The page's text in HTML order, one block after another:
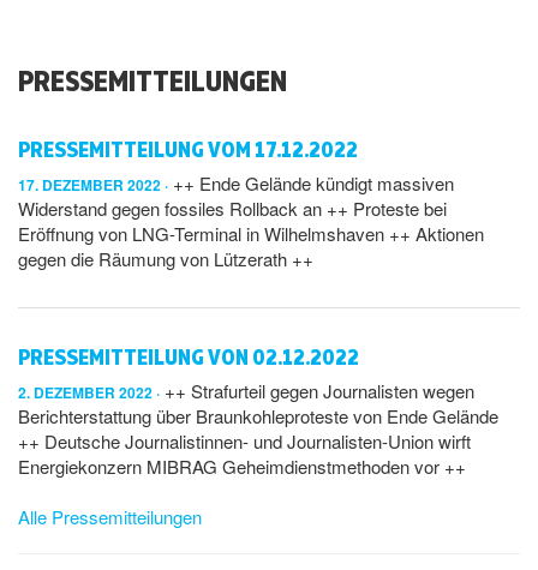
PRESSEMITTEILUNGEN
PRESSEMITTEILUNG VOM 17.12.2022
17. DEZEMBER 2022
++ Ende Gelände kündigt massiven
Widerstand gegen fossiles Rollback an ++ Proteste bei
Eröffnung von LNG-Terminal in Wilhelmshaven ++ Aktionen
gegen die Räumung von Lützerath ++
PRESSEMITTEILUNG VON 02.12.2022
2. DEZEMBER 2022
++ Strafurteil gegen Journalisten wegen
Berichterstattung über Braunkohleproteste von Ende Gelände
++ Deutsche Journalistinnen- und Journalisten-Union wirft
Energiekonzern MIBRAG Geheimdienstmethoden vor ++
Alle Pressemitteilungen